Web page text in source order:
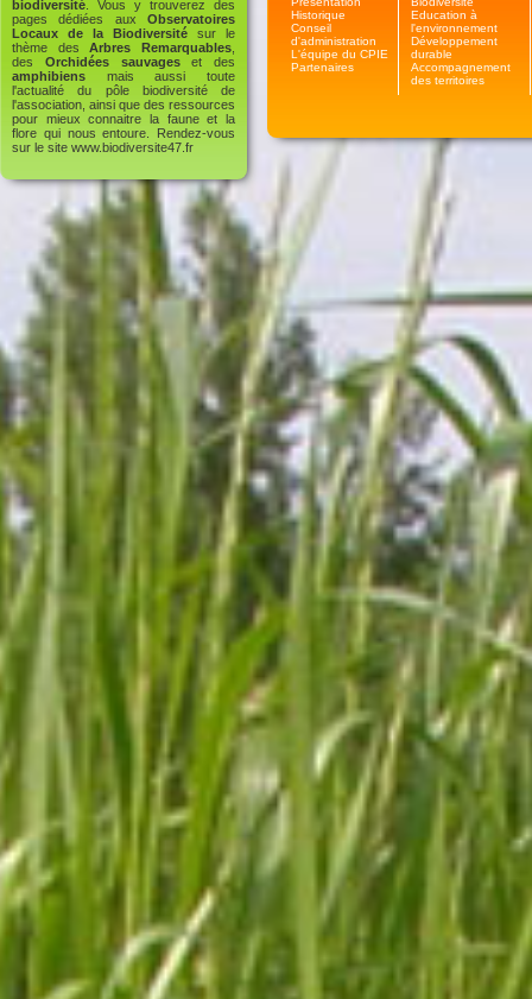
biodiversité . Vous y trouverez des
pages dédiées aux Observatoires
Locaux de la Biodiversité sur le
thème desArbres Remarquables
des Orchidées sauvageset des
amphibiens mais aussi toute
l'actualité du pôle biodiversité de
l'association, ainsi que des ressources
pour mieux connaitre la faune et la
flore qui nous entoure. Rendez-vous
sur le site www.biodiversite47.fr
Historique
Conseil
d'administration
L'équipe du CPIE
Partenaires
Education à
l'environnement
Développement
durable
Accompagnement
des territoires